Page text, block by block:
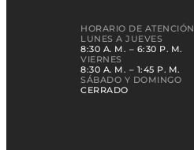
HORARIO DE ATENCIÓN
LUNES A JUEVES
8:30 A. M. – 6:30 P. M.
VIERNES
8:30 A. M. – 1:45 P. M.
SÁBADO Y DOMINGO
CERRADO